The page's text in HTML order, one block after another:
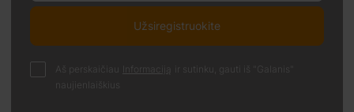
Užsiregistruokite
Aš perskaičiau Informaciją
ir sutinku, gauti iš "Galanis"
naujienlaiškius